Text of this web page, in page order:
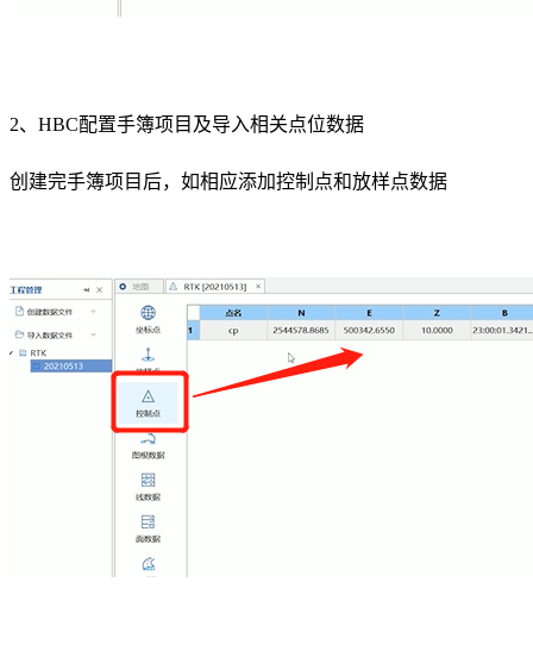
2、HBC配置手簿项目及导入相关点位数据
创建完手簿项目后，如相应添加控制点和放样点数据